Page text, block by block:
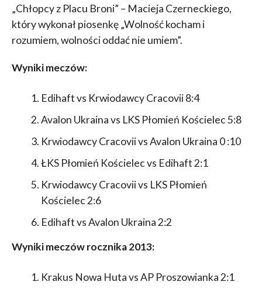
„Chłopcy z Placu Broni” – Macieja Czerneckiego,
który wykonał piosenkę „Wolność kocham i
rozumiem, wolności oddać nie umiem”.
Wyniki meczów:
Edihaft vs Krwiodawcy Cracovii 8:4
Avalon Ukraina vs LKS Płomień Kościelec 5:8
Krwiodawcy Cracovii vs Avalon Ukraina 0 :10
ŁKS Płomień Kościelec vs Edihaft 2:1
Krwiodawcy Cracovii vs LKS Płomień
Kościelec 2:6
Edihaft vs Avalon Ukraina 2:2
Wyniki meczów rocznika 2013:
Krakus Nowa Huta vs AP Proszowianka 2:1